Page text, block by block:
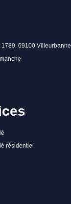
1789, 69100 Villeurbanne
résidentiel